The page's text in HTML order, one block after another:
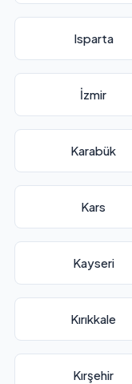
Isparta
İzmir
Karabük
Kars
Kayseri
Kırıkkale
Kırşehir